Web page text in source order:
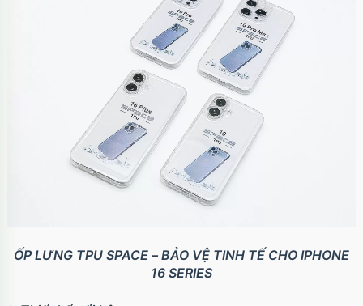
ỐP LƯNG TPU SPACE – BẢO VỆ TINH TẾ CHO IPHONE
16 SERIES